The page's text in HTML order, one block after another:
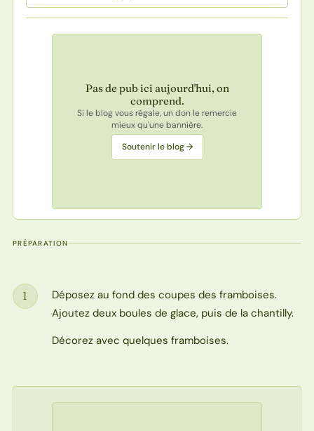
Pas de pub ici aujourd'hui, on
comprend.
Si le blog vous régale, un don le remercie
mieux qu'une bannière.
Soutenir le blog →
PRÉPARATION
Étape
1
Déposez au fond des coupes des framboises.
Ajoutez deux boules de glace, puis de la chantilly.
Décorez avec quelques framboises.